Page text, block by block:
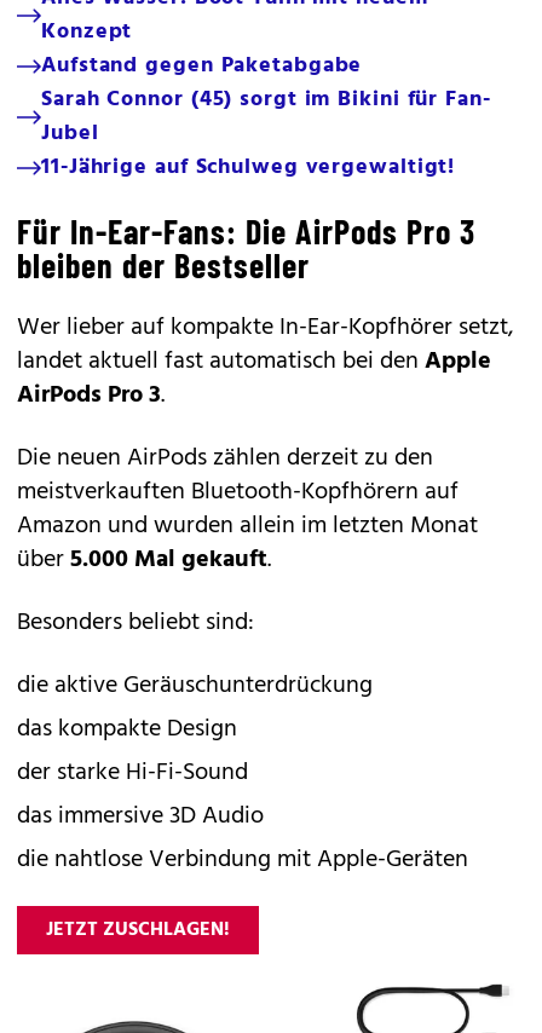
Konzept
Aufstand gegen Paketabgabe
Sarah Connor (45) sorgt im Bikini für Fan-
Jubel
11-Jährige auf Schulweg vergewaltigt!
Für In-Ear-Fans: Die AirPods Pro 3
bleiben der Bestseller
Wer lieber auf kompakte In-Ear-Kopfhörer setzt,
landet aktuell fast automatisch bei denApple
AirPods Pro 3.
Die neuen AirPods zählen derzeit zu den
meistverkauften Bluetooth-Kopfhörern auf
Amazon und wurden allein im letzten Monat
über5.000 Mal gekauft.
Besonders beliebt sind:
die aktive Geräuschunterdrückung
das kompakte Design
der starke Hi-Fi-Sound
das immersive 3D Audio
die nahtlose Verbindung mit Apple-Geräten
JETZT ZUSCHLAGEN!